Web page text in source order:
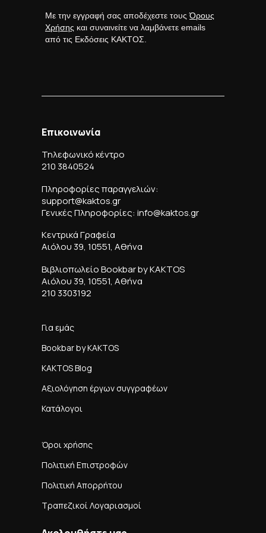
Με την εγγραφή σας αποδέχεστε τουςΌρους
Χρήσης και συναινείτε να λαμβάνετε emails
από τις Εκδόσεις ΚΑΚΤΟΣ.
Επικοινωνία
Τηλεφωνικό κέντρο
210 3840524
Πληροφορίες παραγγελιών:
support@kaktos.gr
Γενικές Πληροφορίες: info@kaktos.gr
Κεντρικά Γραφεία
Αιόλου 39, 10551, Αθήνα
Βιβλιοπωλείο Bookbar by KAKTOS
Αιόλου 39, 10551, Αθήνα
210 3303192
Για εμάς
Bookbar by KAKTOS
KAKTOS Blog
Αξιολόγηση έργων συγγραφέων
Κατάλογοι
Όροι χρήσης
Πολιτική Επιστροφών
Πολιτική Απορρήτου
Τραπεζικοί Λογαριασμοί